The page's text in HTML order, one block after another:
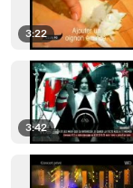
3:22
3:42